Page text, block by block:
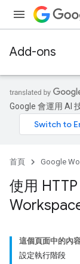
Add-ons
Google 會運用 AI
首頁 Google
使用
這個頁面中的內
設定執行階段